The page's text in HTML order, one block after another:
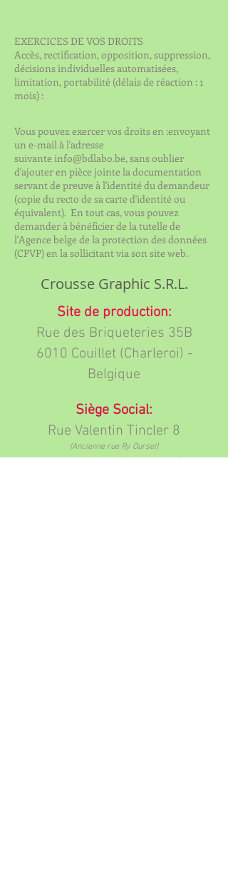
EXERCICES DE VOS DROITS
Accès, rectification, opposition, suppression,
décisions individuelles automatisées,
limitation, portabilité (délais de réaction : 1
mois) :
Vous pouvez exercer vos droits en :envoyant
un e-mail à l'adresse
suivante info@bdlabo.be, sans oublier
d'ajouter en pièce jointe la documentation
servant de preuve à l'identité du demandeur
(copie du recto de sa carte d'identité ou
équivalent). En tout cas, vous pouvez
demander à bénéficier de la tutelle de
l'Agence belge de la protection des données
(CPVP) en la sollicitant via son site web.
Crousse Graphic S.R.L.
Site de production:
Rue des Briqueteries 35B
6010 Couillet (Charleroi) -
Belgique
Siège Social:
Rue Valentin Tincler 8
(Ancienne rue Ry Oursel)